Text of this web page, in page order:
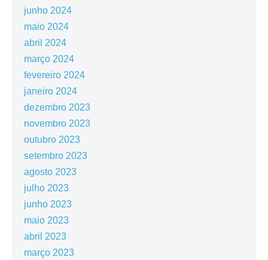
junho 2024
maio 2024
abril 2024
março 2024
fevereiro 2024
janeiro 2024
dezembro 2023
novembro 2023
outubro 2023
setembro 2023
agosto 2023
julho 2023
junho 2023
maio 2023
abril 2023
março 2023